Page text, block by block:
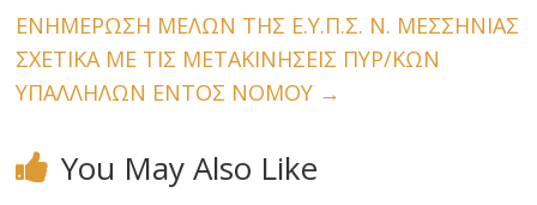
ΕΝΗΜΕΡΩΣΗ ΜΕΛΩΝ ΤΗΣ Ε.Υ.Π.Σ. Ν. ΜΕΣΣΗΝΙΑΣ
ΣΧΕΤΙΚΑ ΜΕ ΤΙΣ ΜΕΤΑΚΙΝΗΣΕΙΣ ΠΥΡ/ΚΩΝ
ΥΠΑΛΛΗΛΩΝ ΕΝΤΟΣ ΝΟΜΟΥ →
You May Also Like